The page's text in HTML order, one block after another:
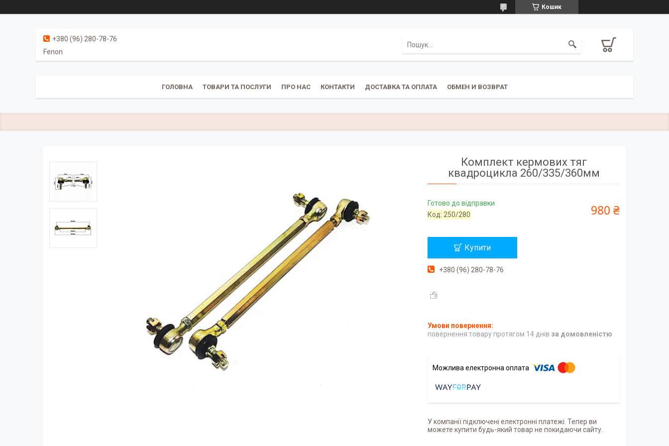
Кошик
+380 (96) 280-78-76
Fenon
ГОЛОВНА ТОВАРИ ТА ПОСЛУГИ ПРО НАС КОНТАКТИ ДОСТАВКА ТА ОПЛАТА ОБМЕН И ВОЗВРАТ
Комплект кермових тяг
квадроцикла 260/335/360мм
Готово до відправки
Код: 250/280 980 ₴
Купити
+380 (96) 280-78-76
повернення товару протягом 14 днів за домовленістю
У компанії підключені електронні платежі. Тепер ви
можете купити будь-який товар не покидаючи сайту.